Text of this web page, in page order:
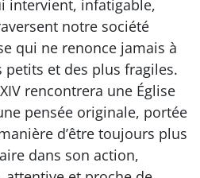
intervient, infatigable,
notre société
qui ne renonce jamais à
et des plus fragiles.
rencontrera une Église
pensée originale, portée
d’être toujours plus
dans son action,